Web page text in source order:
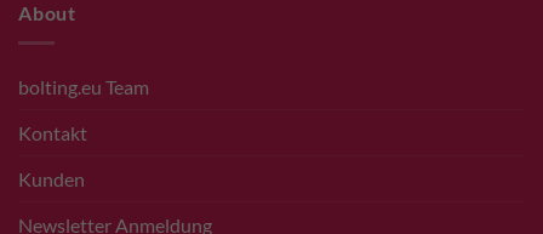
About
bolting.eu Team
Kontakt
Kunden
Newsletter Anmeldung